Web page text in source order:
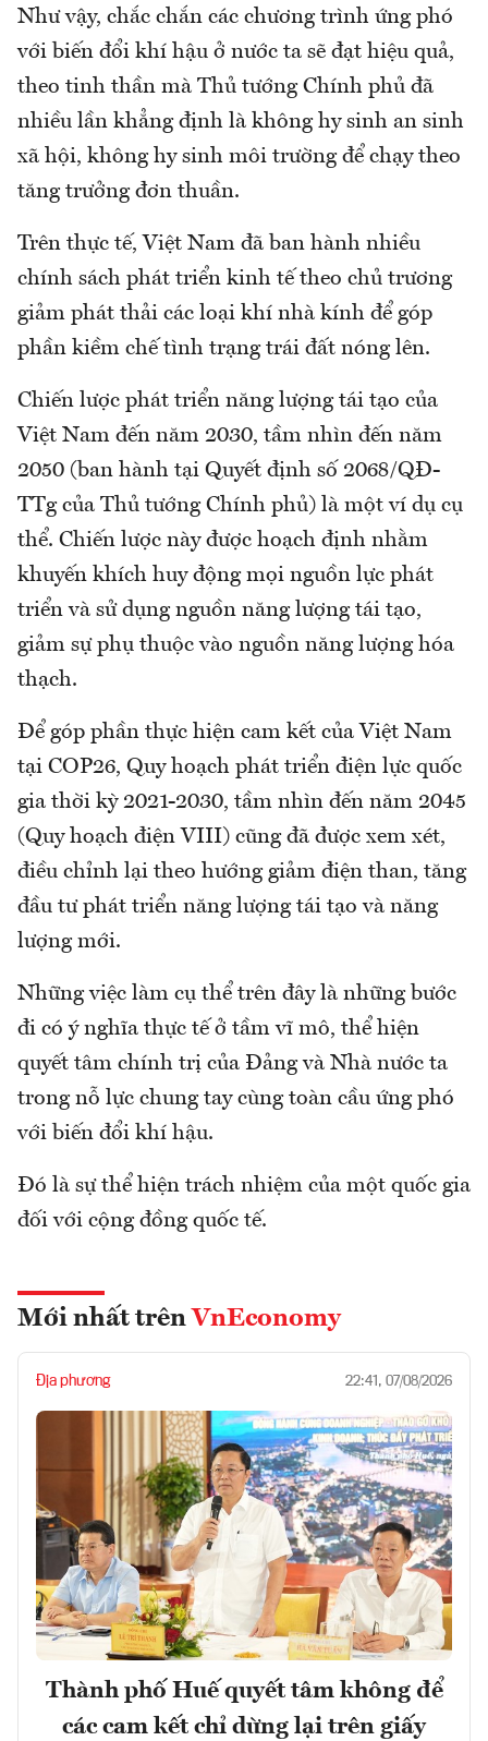
Như vậy, chắc chắn các chương trình ứng phó
với biến đổi khí hậu ở nước ta sẽ đạt hiệu quả,
theo tinh thần mà Thủ tướng Chính phủ đã
nhiều lần khẳng định là không hy sinh an sinh
xã hội, không hy sinh môi trường để chạy theo
tăng trưởng đơn thuần.
Trên thực tế, Việt Nam đã ban hành nhiều
chính sách phát triển kinh tế theo chủ trương
giảm phát thải các loại khí nhà kính để góp
phần kiềm chế tình trạng trái đất nóng lên.
Chiến lược phát triển năng lượng tái tạo của
Việt Nam đến năm 2030, tầm nhìn đến năm
2050 (ban hành tại Quyết định số 2068/QĐ-
TTg của Thủ tướng Chính phủ) là một ví dụ cụ
thể. Chiến lược này được hoạch định nhằm
khuyến khích huy động mọi nguồn lực phát
triển và sử dụng nguồn năng lượng tái tạo,
giảm sự phụ thuộc vào nguồn năng lượng hóa
thạch.
Để góp phần thực hiện cam kết của Việt Nam
tại COP26, Quy hoạch phát triển điện lực quốc
gia thời kỳ 2021-2030, tầm nhìn đến năm 2045
(Quy hoạch điện VIII) cũng đã được xem xét,
điều chỉnh lại theo hướng giảm điện than, tăng
đầu tư phát triển năng lượng tái tạo và năng
lượng mới.
Những việc làm cụ thể trên đây là những bước
đi có ý nghĩa thực tế ở tầm vĩ mô, thể hiện
quyết tâm chính trị của Đảng và Nhà nước ta
trong nỗ lực chung tay cùng toàn cầu ứng phó
với biến đổi khí hậu.
Đó là sự thể hiện trách nhiệm của một quốc gia
đối với cộng đồng quốc tế.
Mới nhất trên VnEconomy
Địa phương 22:41, 07/08/2026
Thành phố Huế quyết tâm không để
các cam kết chỉ dừng lại trên giấy